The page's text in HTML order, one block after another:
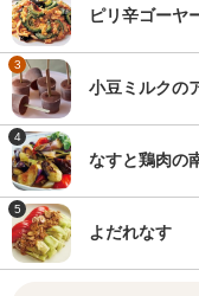
ピリ辛ゴーヤ
3
小豆ミルクの
4
なすと鶏肉の
5
よだれなす